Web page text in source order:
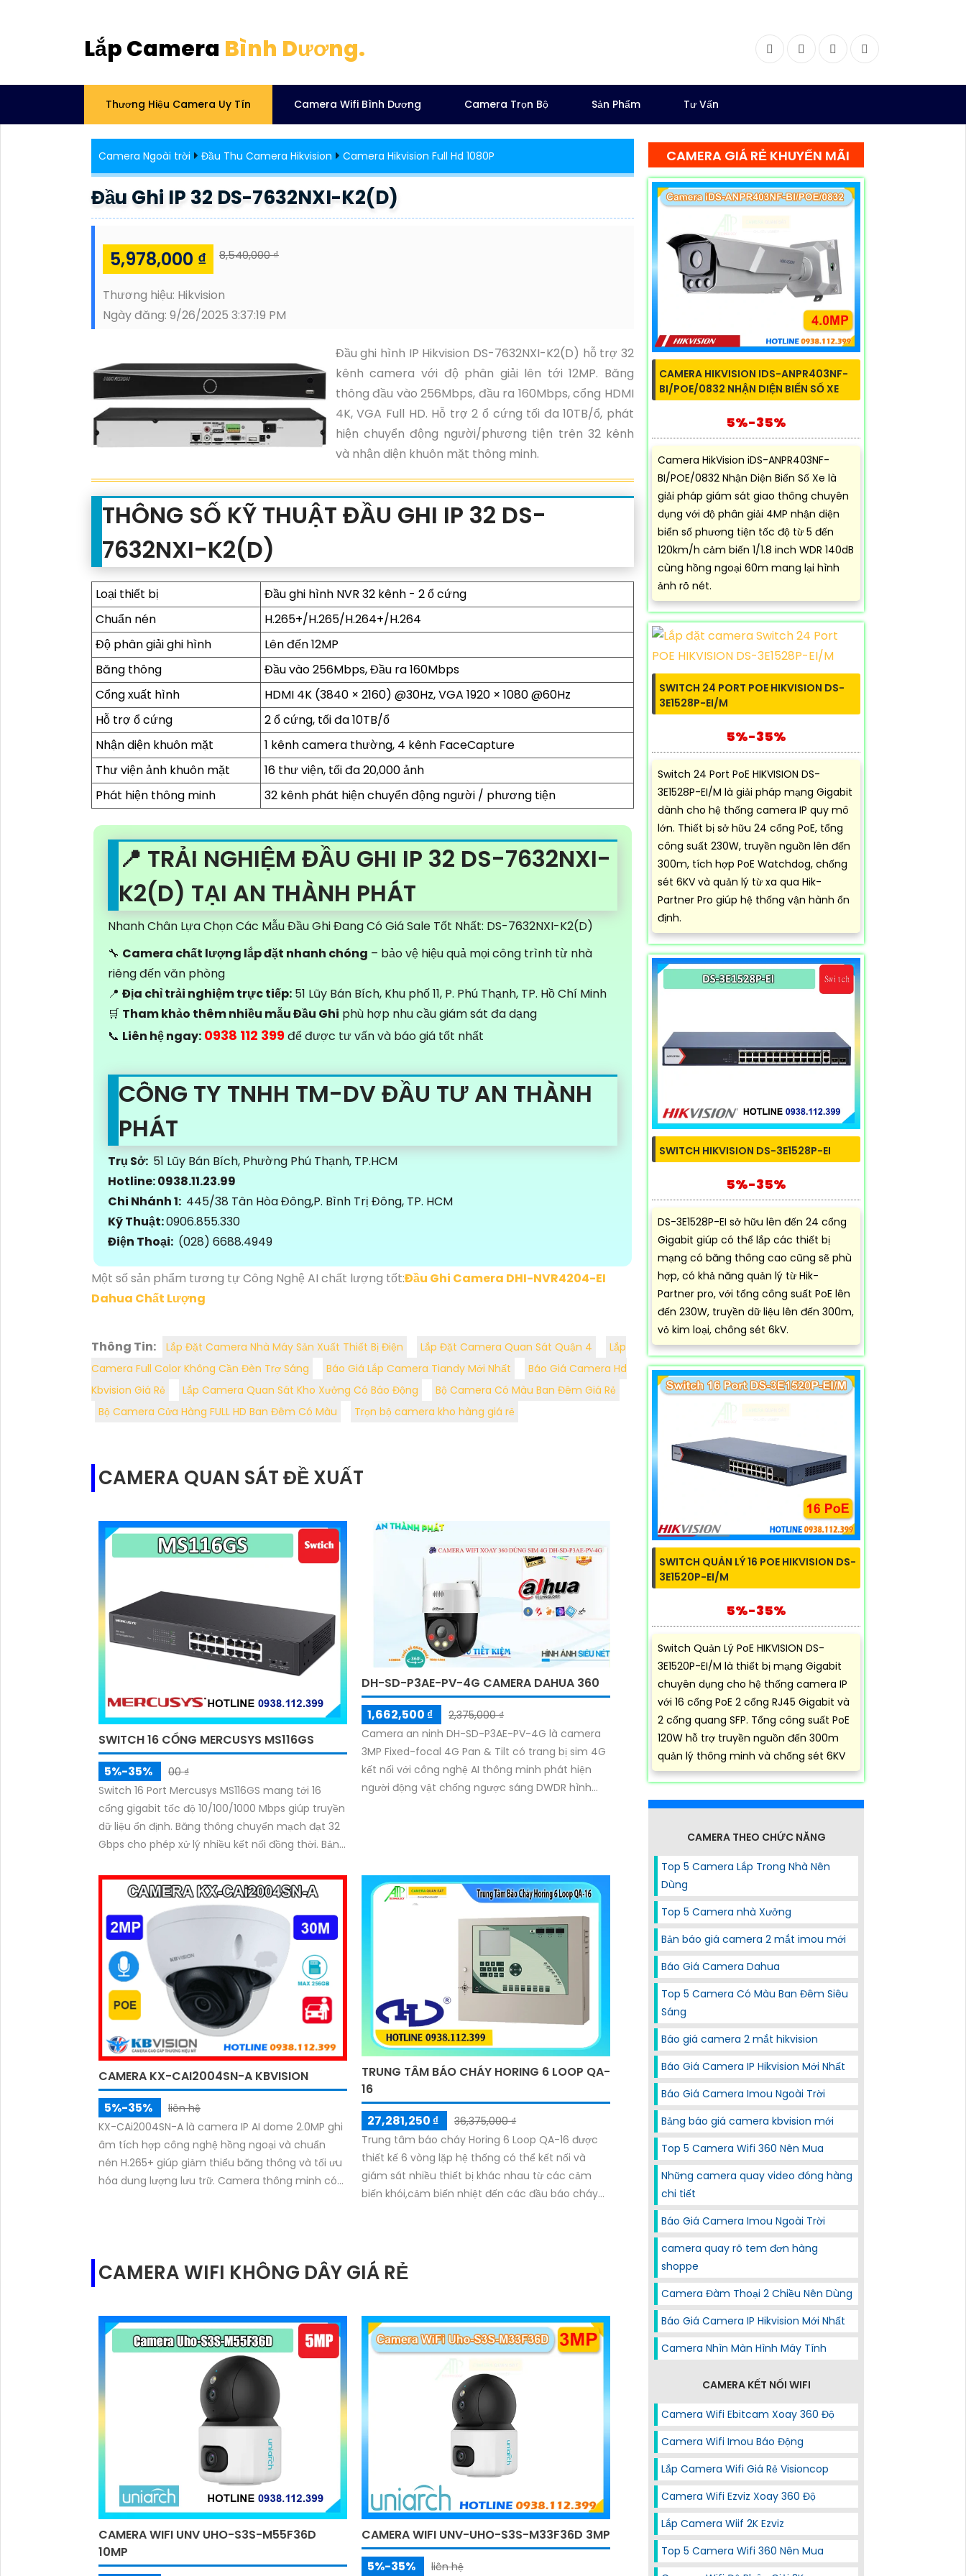
Lắp Camera Bình Dương. FacebookTwitter InstagramDribbble
Thương Hiệu Camera Uy Tín Camera Wifi Bình Dương Camera Trọn Bộ Sản Phẩm Tư Vấn
Camera Ngoài trời Đầu Thu Camera Hikvision Camera Hikvision Full Hd 1080P
Đầu Ghi IP 32 DS-7632NXI-K2(D)
5,978,000 ₫ 8,540,000 ₫
Thương hiệu: Hikvision
Ngày đăng: 9/26/2025 3:37:19 PM
Đầu ghi hình IP Hikvision DS-7632NXI-K2(D) hỗ trợ 32
kênh camera với độ phân giải lên tới 12MP. Băng
thông đầu vào 256Mbps, đầu ra 160Mbps, cổng HDMI
4K, VGA Full HD. Hỗ trợ 2 ổ cứng tối đa 10TB/ổ, phát
hiện chuyển động người/phương tiện trên 32 kênh
và nhận diện khuôn mặt thông minh.
THÔNG SỐ KỸ THUẬT ĐẦU GHI IP 32 DS-
7632NXI-K2(D)
Loại thiết bị
Đầu ghi hình NVR 32 kênh - 2 ổ cứng
Chuẩn nén
H.265+/H.265/H.264+/H.264
Độ phân giải ghi hình
Lên đến 12MP
Băng thông
Đầu vào 256Mbps, Đầu ra 160Mbps
Cổng xuất hình
HDMI 4K (3840 × 2160) @30Hz, VGA 1920 × 1080 @60Hz
Hỗ trợ ổ cứng
2 ổ cứng, tối đa 10TB/ổ
Nhận diện khuôn mặt
1 kênh camera thường, 4 kênh FaceCapture
Thư viện ảnh khuôn mặt
16 thư viện, tối đa 20,000 ảnh
Phát hiện thông minh
32 kênh phát hiện chuyển động người / phương tiện
📍 TRẢI NGHIỆM ĐẦU GHI IP 32 DS-7632NXI-
K2(D) TẠI AN THÀNH PHÁT
Nhanh Chân Lựa Chọn Các Mẫu Đầu Ghi Đang Có Giá Sale Tốt Nhất: DS-7632NXI-K2(D)
🔧 Camera chất lượng lắp đặt nhanh chóng – bảo vệ hiệu quả mọi công trình từ nhà
riêng đến văn phòng
📍 Địa chỉ trải nghiệm trực tiếp: 51 Lũy Bán Bích, Khu phố 11, P. Phú Thạnh, TP. Hồ Chí Minh
🛒 Tham khảo thêm nhiều mẫu Đầu Ghi phù hợp nhu cầu giám sát đa dạng
📞 Liên hệ ngay: 0938 112 399để được tư vấn và báo giá tốt nhất
CÔNG TY TNHH TM-DV ĐẦU TƯ AN THÀNH
PHÁT
Trụ Sở: 51 Lũy Bán Bích, Phường Phú Thạnh, TP.HCM
Hotline: 0938.11.23.99
Chi Nhánh 1: 445/38 Tân Hòa Đông,P. Bình Trị Đông, TP. HCM
Kỹ Thuật:0906.855.330
Điện Thoại: (028) 6688.4949
Một số sản phẩm tương tự Công Nghệ AI chất lượng tốt:Đầu Ghi Camera DHI-NVR4204-EI
Dahua Chất Lượng
Thông Tin: Lắp Đặt Camera Nhà Máy Sản Xuất Thiết Bị Điện Lắp Đặt Camera Quan Sát Quận 4
Lắp
Camera Full Color Không Cần Đèn Trợ Sáng
Báo Giá Lắp Camera Tiandy Mới Nhất
Báo Giá Camera Hd
Kbvision Giá Rẻ
Lắp Camera Quan Sát Kho Xưởng Có Báo Động
Bộ Camera Có Màu Ban Đêm Giá Rẻ
Bộ Camera Cửa Hàng FULL HD Ban Đêm Có Màu
Trọn bộ camera kho hàng giá rẻ
CAMERA QUAN SÁT ĐỀ XUẤT
SWITCH 16 CỔNG MERCUSYS MS116GS
5%-35%
00 ₫
Switch 16 Port Mercusys MS116GS mang tới 16
cổng gigabit tốc độ 10/100/1000 Mbps giúp truyền
dữ liệu ổn định. Băng thông chuyển mạch đạt 32
Gbps cho phép xử lý nhiều kết nối đồng thời. Bảng
mạng. Cơ chế store and forward đảm bảo dữ liệu
chính xác.
DH-SD-P3AE-PV-4G CAMERA DAHUA 360
1,662,500 ₫
2,375,000 ₫
Camera an ninh DH-SD-P3AE-PV-4G là camera
3MP Fixed-focal 4G Pan & Tilt có trang bị sim 4G
kết nối với công nghệ AI thông minh phát hiện
người động vật chống ngược sáng DWDR hình
CAMERA KX-CAI2004SN-A KBVISION
5%-35%
liên hệ
KX-CAi2004SN-A là camera IP AI dome 2.0MP ghi
âm tích hợp công nghệ hồng ngoại và chuẩn
nén H.265+ giúp giảm thiểu băng thông và tối ưu
hóa dung lượng lưu trữ. Camera thông minh có
256GB.
TRUNG TÂM BÁO CHÁY HORING 6 LOOP QA-
16
27,281,250 ₫
36,375,000 ₫
Trung tâm báo cháy Horing 6 Loop QA-16 được
thiết kế 6 vòng lặp hệ thống có thể kết nối và
giám sát nhiều thiết bị khác nhau từ các cảm
biến khói,cảm biến nhiệt đến các đầu báo cháy
máy,trung tâm thương mại,bệnh viện,trường học
hay các khu dân cư.
CAMERA WIFI KHÔNG DÂY GIÁ RẺ
CAMERA WIFI UNV UHO-S3S-M55F36D
10MP
CAMERA WIFI UNV-UHO-S3S-M33F36D 3MP
5%-35%
liên hệ
CAMERA GIÁ RẺ KHUYẾN MÃI
CAMERA HIKVISION IDS-ANPR403NF-
BI/POE/0832 NHẬN DIỆN BIỂN SỐ XE
5%-35%
Camera HikVision iDS-ANPR403NF-
BI/POE/0832 Nhận Diện Biển Số Xe là
giải pháp giám sát giao thông chuyên
dụng với độ phân giải 4MP nhận diện
biển số phương tiện tốc độ từ 5 đến
120km/h cảm biến 1/1.8 inch WDR 140dB
cùng hồng ngoại 60m mang lại hình
ảnh rõ nét.
SWITCH 24 PORT POE HIKVISION DS-
3E1528P-EI/M
5%-35%
Switch 24 Port PoE HIKVISION DS-
3E1528P-EI/M là giải pháp mạng Gigabit
dành cho hệ thống camera IP quy mô
lớn. Thiết bị sở hữu 24 cổng PoE, tổng
công suất 230W, truyền nguồn lên đến
300m, tích hợp PoE Watchdog, chống
sét 6KV và quản lý từ xa qua Hik-
Partner Pro giúp hệ thống vận hành ổn
định.
SWITCH HIKVISION DS-3E1528P-EI
5%-35%
DS-3E1528P-EI sở hữu lên đến 24 cổng
Gigabit giúp có thể lắp các thiết bị
mạng có băng thông cao cũng sẽ phù
hợp, có khả năng quản lý từ Hik-
Partner pro, với tổng công suất PoE lên
đến 230W, truyền dữ liệu lên đến 300m,
vỏ kim loại, chông sét 6kV.
SWITCH QUẢN LÝ 16 POE HIKVISION DS-
3E1520P-EI/M
5%-35%
Switch Quản Lý PoE HIKVISION DS-
3E1520P-EI/M là thiết bị mạng Gigabit
chuyên dụng cho hệ thống camera IP
với 16 cổng PoE 2 cổng RJ45 Gigabit và
2 cổng quang SFP. Tổng công suất PoE
120W hỗ trợ truyền nguồn đến 300m
quản lý thông minh và chống sét 6KV
CAMERA THEO CHỨC NĂNG
Top 5 Camera Lắp Trong Nhà Nên
Dùng
Top 5 Camera nhà Xưởng
Bản báo giá camera 2 mắt imou mới
Báo Giá Camera Dahua
Top 5 Camera Có Màu Ban Đêm Siêu
Sáng
Báo giá camera 2 mắt hikvision
Báo Giá Camera IP Hikvision Mới Nhất
Báo Giá Camera Imou Ngoài Trời
Bảng báo giá camera kbvision mới
Top 5 Camera Wifi 360 Nên Mua
Những camera quay video đóng hàng
chi tiết
Báo Giá Camera Imou Ngoài Trời
camera quay rõ tem đơn hàng
shoppe
Camera Đàm Thoại 2 Chiều Nên Dùng
Báo Giá Camera IP Hikvision Mới Nhất
Camera Nhìn Màn Hình Máy Tính
CAMERA KẾT NỐI WIFI
Camera Wifi Ebitcam Xoay 360 Độ
Camera Wifi Imou Báo Động
Lắp Camera Wifi Giá Rẻ Visioncop
Camera Wifi Ezviz Xoay 360 Độ
Lắp Camera Wiif 2K Ezviz
Top 5 Camera Wifi 360 Nên Mua